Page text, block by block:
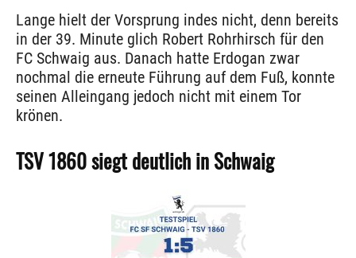
Lange hielt der Vorsprung indes nicht, denn bereits
in der 39. Minute glich Robert Rohrhirsch für den
FC Schwaig aus. Danach hatte Erdogan zwar
nochmal die erneute Führung auf dem Fuß, konnte
seinen Alleingang jedoch nicht mit einem Tor
krönen.
TSV 1860 siegt deutlich in Schwaig